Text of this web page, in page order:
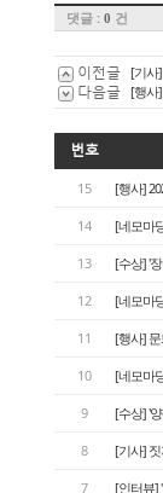
댓글 : 0 건
이전글 [기사
다음글 [행사
번호
15 [행사]
14 [네모마
13 [수상] '
12 [네모마
11 [행사]
10 [네모마
9 [수상] '
8 [기사]
7 [인터뷰]